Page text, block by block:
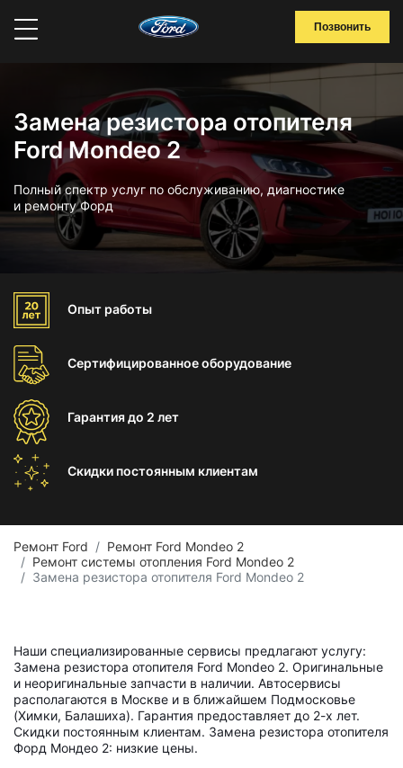
Позвонить
Замена резистора отопителя
Ford Mondeo 2
Полный спектр услуг по обслуживанию, диагностике
и ремонту Форд
Опыт работы
Сертифицированноеоборудование
Гарантиядо 2 лет
Скидки постоянным клиентам
Ремонт Ford
Ремонт Ford Mondeo 2
Ремонт системы отопления Ford Mondeo 2
Замена резистора отопителя Ford Mondeo 2
Наши специализированные сервисы предлагают услугу:
Замена резистора отопителя Ford Mondeo 2. Оригинальные
и неоригинальные запчасти в наличии. Автосервисы
располагаются в Москве и в ближайшем Подмосковье
(Химки, Балашиха). Гарантия предоставляет до 2-х лет.
Скидки постоянным клиентам. Замена резистора отопителя
Форд Мондео 2: низкие цены.